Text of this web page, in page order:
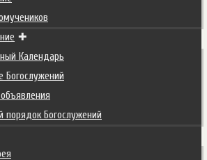
Календарь
Богослужений
порядок Богослужений